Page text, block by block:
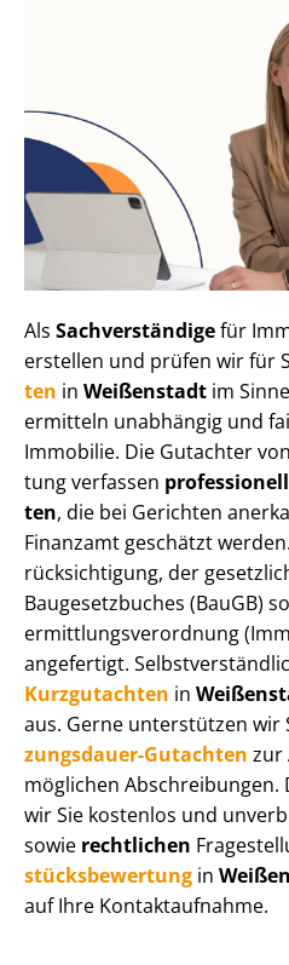
Als Sachverständigefür
erstellen und prüfen wir für
ten in Weißenstadt im
ermitteln unabhängig und
Immobilie. Die Gutachter
tung verfassen
ten, die bei Gerichten
Finanzamt geschätzt
rück­sich­ti­gung, der
Baugesetzbuches (BauGB)
ermitt­lungs­ver­ord­nung
angefertigt.
Kurzgutachten in
aus. Gerne unterstützen wir
zungs­dau­er-Gutachten zur
möglichen
wir Sie kostenlos und
sowie rechtlichen
stücks­be­wer­tung in
auf Ihre Kontaktaufnahme.